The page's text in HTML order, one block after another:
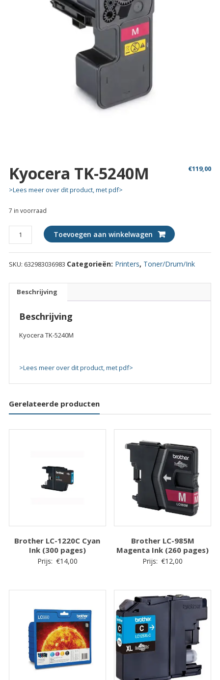
Kyocera TK-5240M €119,00
>Lees meer over dit product, met pdf>
7 in voorraad
TK-
5240M
quantity
Toevoegen aan winkelwagen
SKU: 632983036983 Categorieën: Printers, Toner/Drum/Ink
Beschrijving
Beschrijving
Kyocera TK-5240M
>Lees meer over dit product, met pdf>
Gerelateerde producten
Brother LC-1220C Cyan
Ink (300 pages)
Prijs: €14,00
Brother LC-985M
Magenta Ink (260 pages)
Prijs: €12,00